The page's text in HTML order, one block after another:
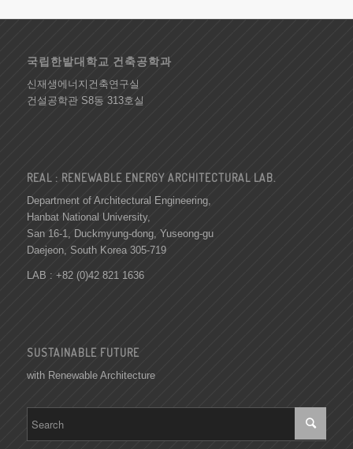
국립한밭대학교 건축공학과
신재생에너지건축연구실
건설공학관 S8동 313호실
REAL : RENEWABLE ENERGY ARCHITECTURAL LAB.
Department of Architectural Engineering,
Hanbat National University,
San 16-1, Duckmyung-dong, Yuseong-gu
Daejeon, South Korea 305-719
LAB : +82 (0)42 821 1636
SUSTAINABLE FUTURE
with Renewable Architecture